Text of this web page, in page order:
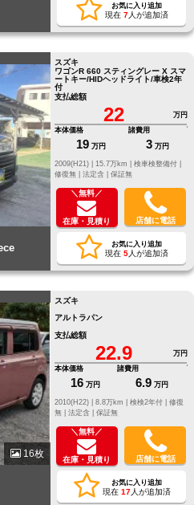
お気に入り追加
現在 7人が追加済
スズキ
ワゴンR 660 スティングレー X スマ
ートキー/HIDヘッドライト/車検2年
付
支払総額
22
万円
本体価格
19 万円
諸費用
3 万円
修復無 | 法定含 | 保証無
＼無料／
在庫・見積り 店舗に電話
お気に入り追加
現在 5人が追加済
16枚
スズキ
アルトラパン
支払総額
22.9
万円
本体価格
16 万円
諸費用
6.9 万円
修復
無 | 法定含 | 保証無
＼無料／
在庫・見積り 店舗に電話
お気に入り追加
現在 17人が追加済